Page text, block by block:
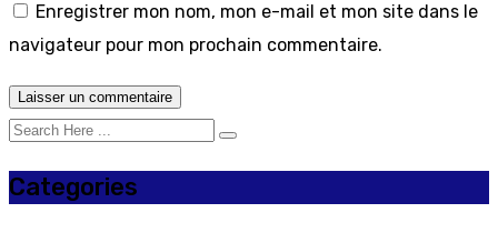
Enregistrer mon nom, mon e-mail et mon site dans le
navigateur pour mon prochain commentaire.
Categories